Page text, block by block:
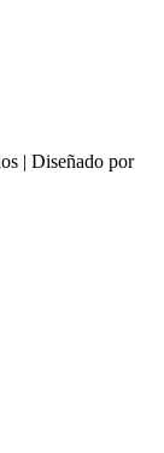
| Diseñado por